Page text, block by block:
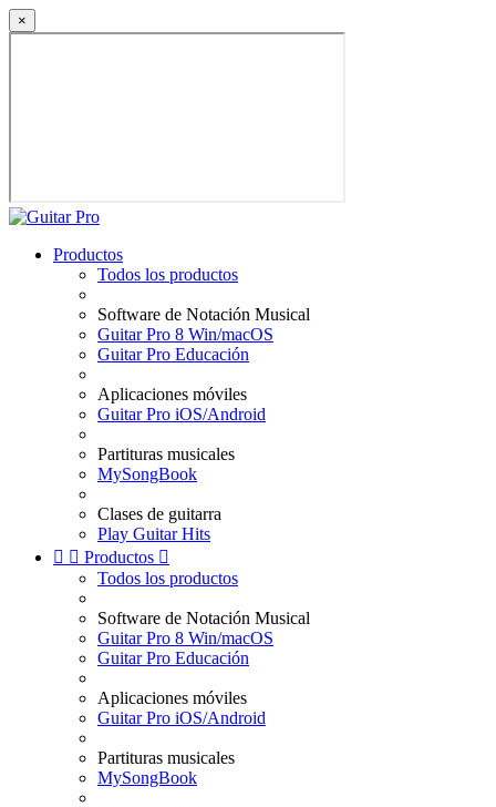
×
Productos
Todos los productos
Software de Notación Musical
Guitar Pro 8 Win/macOS
Guitar Pro Educación
Aplicaciones móviles
Guitar Pro iOS/Android
Partituras musicales
MySongBook
Clases de guitarra
Play Guitar Hits
  Productos 
Todos los productos
Software de Notación Musical
Guitar Pro 8 Win/macOS
Guitar Pro Educación
Aplicaciones móviles
Guitar Pro iOS/Android
Partituras musicales
MySongBook